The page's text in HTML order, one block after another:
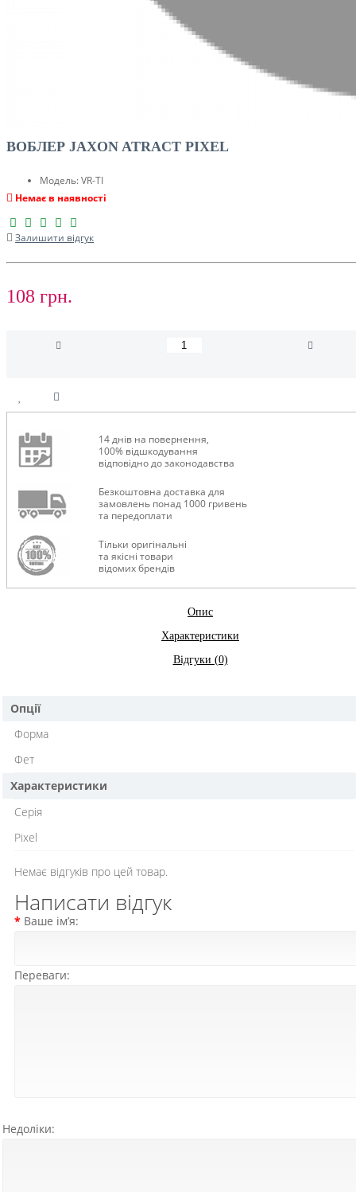
ВОБЛЕР JAXON ATRACT PIXEL
Модель:VR-TI
Немає в наявності
Залишити відгук
108 грн.
14 днів на повернення,
100% відшкодування
відповідно до законодавства
Безкоштовна доставка для
замовлень понад 1000 гривень
та передоплати
Тільки оригінальні
та якісні товари
відомих брендів
Опис
Характеристики
Відгуки (0)
Опції
Форма
Фет
Характеристики
Cерія
Pixel
Немає відгуків про цей товар.
Написати відгук
Ваше ім’я:
Переваги:
Недоліки: